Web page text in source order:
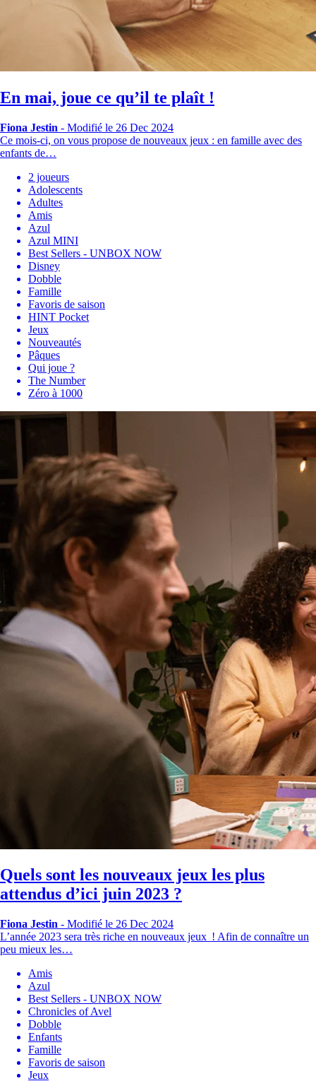
En mai, joue ce qu’il te plaît !
Fiona Jestin - Modifié le 26 Dec 2024
Ce mois-ci, on vous propose de nouveaux jeux : en famille avec des
enfants de…
2 joueurs
Adolescents
Adultes
Amis
Azul
Azul MINI
Best Sellers - UNBOX NOW
Disney
Dobble
Famille
Favoris de saison
HINT Pocket
Jeux
Nouveautés
Pâques
Qui joue ?
The Number
Zéro à 1000
Quels sont les nouveaux jeux les plus
attendus d’ici juin 2023 ?
Fiona Jestin - Modifié le 26 Dec 2024
L’année 2023 sera très riche en nouveaux jeux ! Afin de connaître un
peu mieux les…
Amis
Azul
Best Sellers - UNBOX NOW
Chronicles of Avel
Dobble
Enfants
Famille
Favoris de saison
Jeux